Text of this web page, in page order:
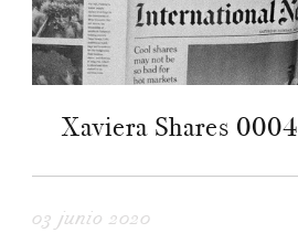
Xaviera Shares 0004
03 junio 2020